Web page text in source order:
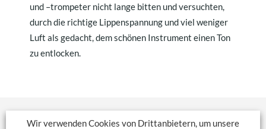
und –trompeter nicht lange bitten und versuchten,
durch die richtige Lippenspannung und viel weniger
Luft als gedacht, dem schönen Instrument einen Ton
zu entlocken.
Wir verwenden Cookies von Drittanbietern, um unsere